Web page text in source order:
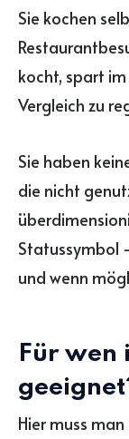
Sie kochen
kocht, spart
Vergleich zu
Sie haben
die nicht
Statussymbol
und wenn
Für wen
Hier muss